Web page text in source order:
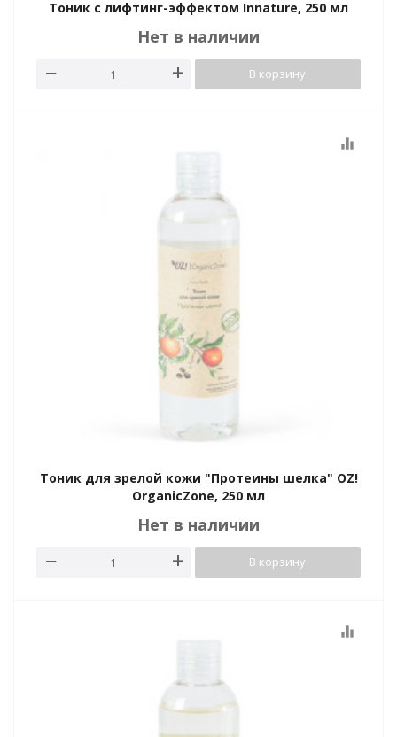
Тоник с лифтинг-эффектом Innature, 250 мл
Нет в наличии
В корзину
equalizer
Тоник для зрелой кожи "Протеины шелка" OZ!
OrganicZone, 250 мл
Нет в наличии
В корзину
equalizer